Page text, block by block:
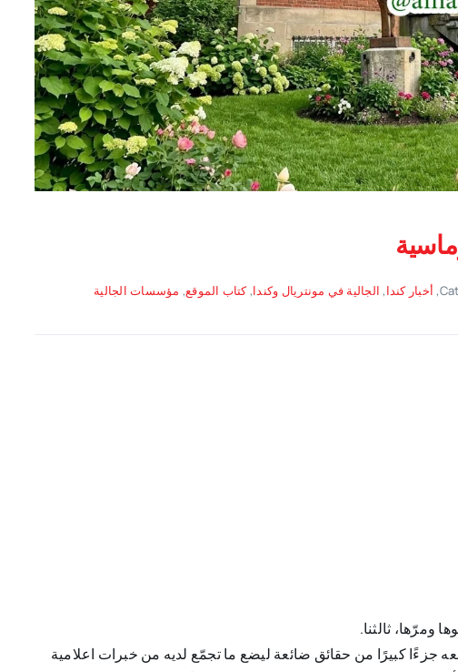
, أخبار كندا, الجالية في مونتريال وكندا,كتاب الموقع, مؤسسات الجالية
ومرّها، ثالثنا.
جزءًا كبيرًا من حقائق ضائعة ليضع ما تجمّع لديه من خبرات اعلامية